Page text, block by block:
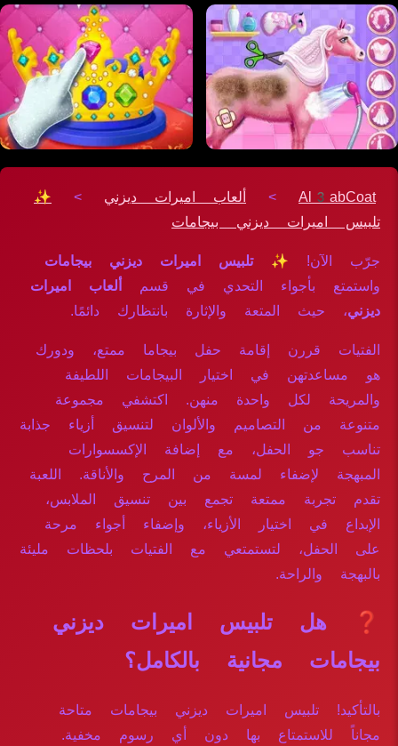
Al3abCoat
> ألعاب اميرات ديزني >
✨
تلبيس اميرات ديزني بيجامات
جرّب الآن! ✨ تلبيس اميرات ديزني بيجامات
واستمتع بأجواء التحدي في قسم
ألعاب اميرات
ديزني، حيث المتعة والإثارة بانتظارك دائمًا.
الفتيات قررن إقامة حفل بيجاما ممتع، ودورك
هو مساعدتهن في اختيار البيجامات اللطيفة
والمريحة لكل واحدة منهن. اكتشفي مجموعة
متنوعة من التصاميم والألوان لتنسيق أزياء جذابة
تناسب جو الحفل، مع إضافة الإكسسوارات
المبهجة لإضفاء لمسة من المرح والأناقة. اللعبة
تقدم تجربة ممتعة تجمع بين تنسيق الملابس،
الإبداع في اختيار الأزياء، وإضفاء أجواء مرحة
على الحفل، لتستمتعي مع الفتيات بلحظات مليئة
بالبهجة والراحة.
❓ هل تلبيس اميرات ديزني
بيجامات مجانية بالكامل؟
بالتأكيد! تلبيس اميرات ديزني بيجامات متاحة
مجاناً للاستمتاع بها دون أي رسوم مخفية.